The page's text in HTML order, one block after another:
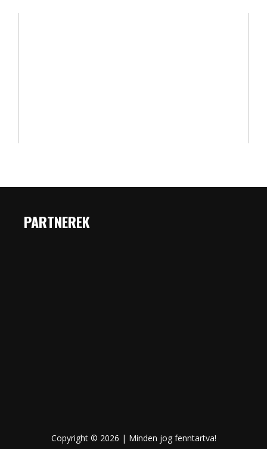
PARTNEREK
Copyright © 2026 | Minden jog fenntartva!